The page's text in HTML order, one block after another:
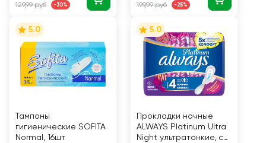
129,99 руб -30% 199,99 руб -25%
5.0
Тампоны
гигиенические SOFITA
Normal, 16шт
5.0
Прокладки ночные
ALWAYS Platinum Ultra
Night ультратонкие, с